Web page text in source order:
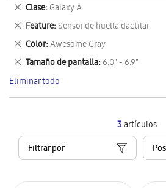
3artículos
Filtrar por
Clase Galaxy A
Eliminar
este
artículo
Feature Sensor de huella dactilar
Eliminar
este
artículo
Color Awesome Gray
Eliminar
este
artículo
Tamaño de pantalla 6.0" - 6.9"
Eliminar
este
artículo
Eliminar todo